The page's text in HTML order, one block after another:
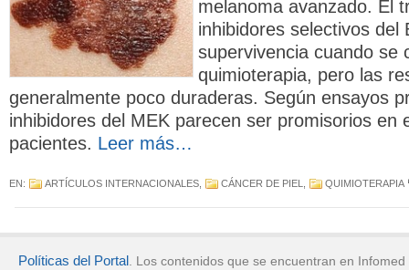
melanoma avanzado. El
inhibidores selectivos del
supervivencia cuando se
quimioterapia, pero las
generalmente poco duraderas. Según ensayos
inhibidores del MEK parecen ser promisorios en
pacientes. Leer más…
EN: ARTÍCULOS INTERNACIONALES CÁNCER DE PIEL QUIMIOTERAPIA
Políticas del Portal. Los contenidos que se encuentran en Infomed